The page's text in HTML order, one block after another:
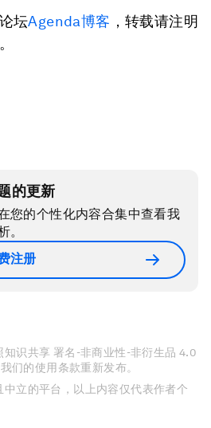
坛Agenda博客 ，转载请注明
的更新
您的个性化内容合集中查看我
。
注册
识共享 署名-非商业性-非衍生品 4.0
们的使用条款重新发布。
立的平台，以上内容仅代表作者个